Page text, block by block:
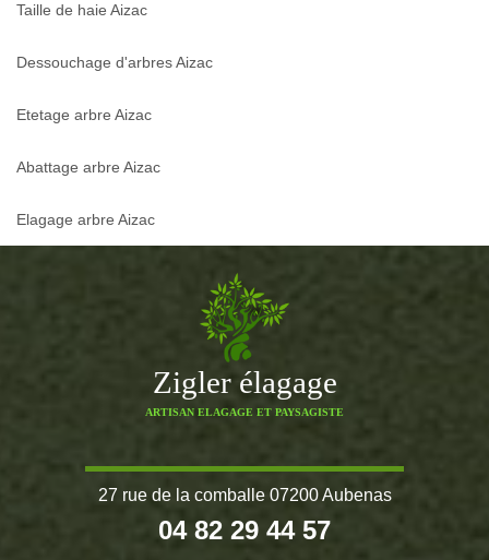
Taille de haie Aizac
Dessouchage d'arbres Aizac
Etetage arbre Aizac
Abattage arbre Aizac
Elagage arbre Aizac
Zigler élagage
ARTISAN ELAGAGE ET PAYSAGISTE
27 rue de la comballe 07200 Aubenas
04 82 29 44 57